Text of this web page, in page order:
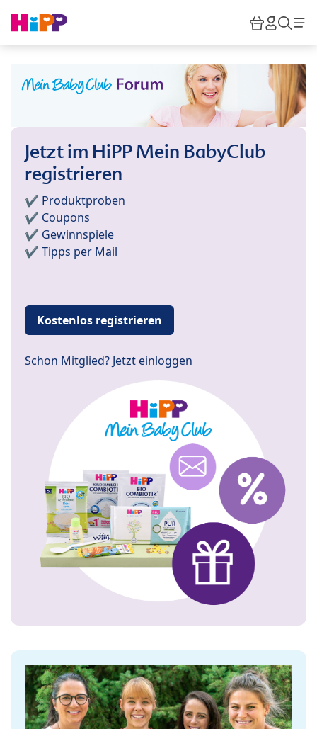
HiPP
Jetzt im HiPP Mein BabyClub
registrieren
✔️ Produktproben
✔️ Coupons
✔️ Gewinnspiele
✔️ Tipps per Mail
Kostenlos registrieren
Schon Mitglied? Jetzt einloggen